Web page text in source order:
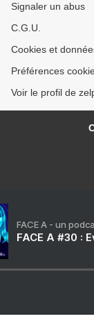
Signaler un abus
C.G.U.
Cookies et
Préférences
Voir le profil de
FACE A - un
FACE A #30 :